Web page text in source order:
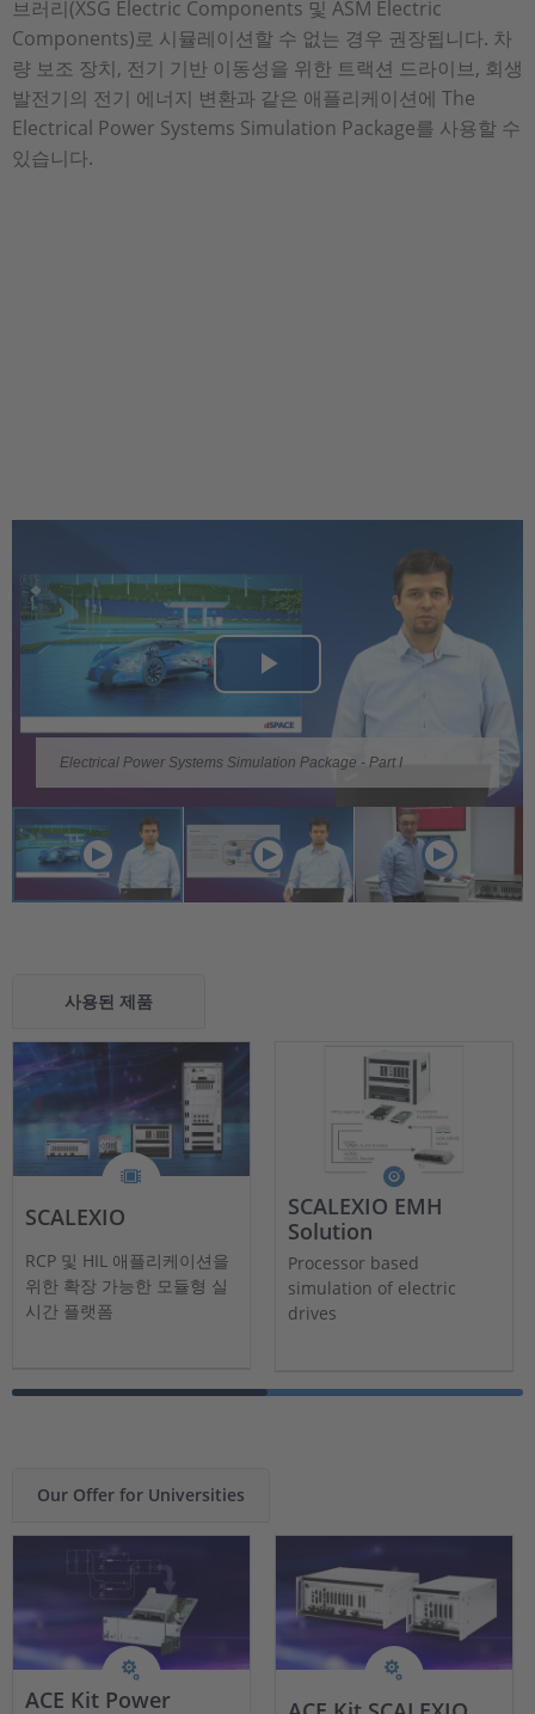
브러리(XSG Electric Components 및 ASM Electric
Components)로 시뮬레이션할 수 없는 경우 권장됩니다. 차
량 보조 장치, 전기 기반 이동성을 위한 트랙션 드라이브, 회생
발전기의 전기 에너지 변환과 같은 애플리케이션에 The
Electrical Power Systems Simulation Package를 사용할 수
있습니다.
Play
Video
Electrical Power Systems Simulation Package - Part I
Play
Video
Electrical Power Systems Simulation Package - Part II
Play
Video
Electrical Power Systems Simulation (EPSS)
사용된 제품
SCALEXIO
RCP 및 HIL 애플리케이션을
위한 확장 가능한 모듈형 실
시간 플랫폼
SCALEXIO EMH
Solution
Processor based
simulation of electric
drives
Our Offer for Universities
ACE Kit Power